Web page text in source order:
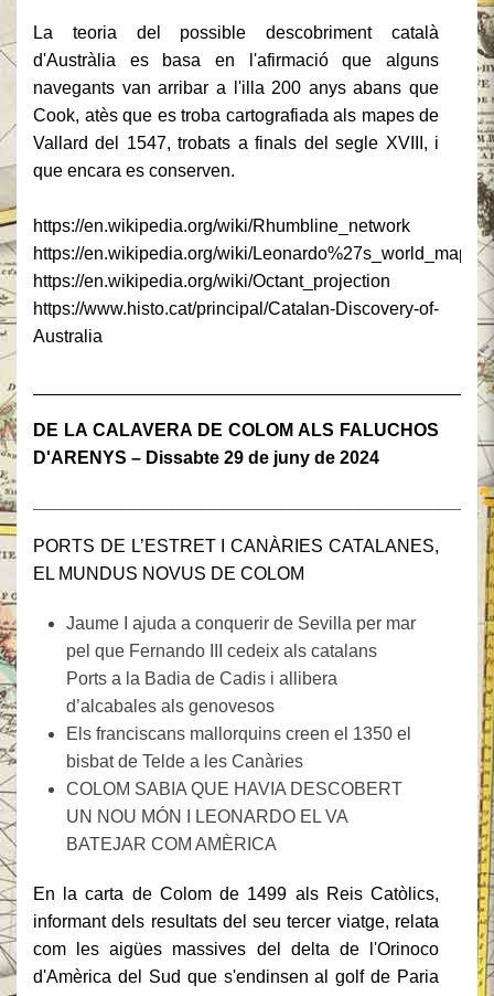
La teoria del possible descobriment català
d'Austràlia es basa en l'afirmació que alguns
navegants van arribar a l'illa 200 anys abans que
Cook, atès que es troba cartografiada als mapes de
Vallard del 1547, trobats a finals del segle XVIII, i
que encara es conserven.
https://en.wikipedia.org/wiki/Rhumbline_network
https://en.wikipedia.org/wiki/Leonardo%27s_world_map
https://en.wikipedia.org/wiki/Octant_projection
https://www.histo.cat/principal/Catalan-Discovery-of-
Australia
DE LA CALAVERA DE COLOM ALS FALUCHOS
D'ARENYS – Dissabte 29 de juny de 2024
PORTS DE L’ESTRET I CANÀRIES CATALANES,
EL MUNDUS NOVUS DE COLOM
Jaume I ajuda a conquerir de Sevilla per mar
pel que Fernando III cedeix als catalans
Ports a la Badia de Cadis i allibera
d’alcabales als genovesos
Els franciscans mallorquins creen el 1350 el
bisbat de Telde a les Canàries
COLOM SABIA QUE HAVIA DESCOBERT
UN NOU MÓN I LEONARDO EL VA
BATEJAR COM AMÈRICA
En la carta de Colom de 1499 als Reis Catòlics,
informant dels resultats del seu tercer viatge, relata
com les aigües massives del delta de l'Orinoco
d'Amèrica del Sud que s'endinsen al golf de Paria